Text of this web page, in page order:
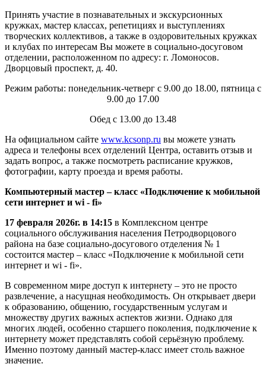
Принять участие в познавательных и экскурсионных
кружках, мастер классах, репетициях и выступлениях
творческих коллективов, а также в оздоровительных кружках
и клубах по интересам Вы можете в социально-досуговом
отделении, расположенном по адресу: г. Ломоносов.
Дворцовый проспект, д. 40.
Режим работы: понедельник-четверг с 9.00 до 18.00, пятница с
9.00 до 17.00
Обед с 13.00 до 13.48
На официальном сайте www.kcsonp.ru вы можете узнать
адреса и телефоны всех отделений Центра, оставить отзыв и
задать вопрос, а также посмотреть расписание кружков,
фотографии, карту проезда и время работы.
Компьютерный мастер – класс «Подключение к мобильной
сети интернет и wi - fi»
17 февраля 2026г. в 14:15 в Комплексном центре
социального обслуживания населения Петродворцового
района на базе социально-досугового отделения № 1
состоится мастер – класс «Подключение к мобильной сети
интернет и wi - fi».
В современном мире доступ к интернету – это не просто
развлечение, а насущная необходимость. Он открывает двери
к образованию, общению, государственным услугам и
множеству других важных аспектов жизни. Однако для
многих людей, особенно старшего поколения, подключение к
интернету может представлять собой серьёзную проблему.
Именно поэтому данный мастер-класс имеет столь важное
значение.